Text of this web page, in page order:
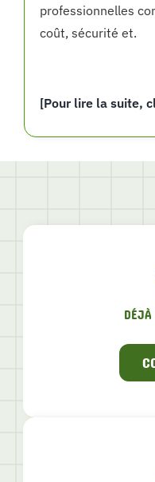
professionnelles
coût, sécurité et.
[Pour lire la suite,